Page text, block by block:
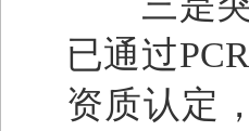
已通过
资质认定